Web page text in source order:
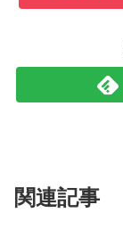
関連記事